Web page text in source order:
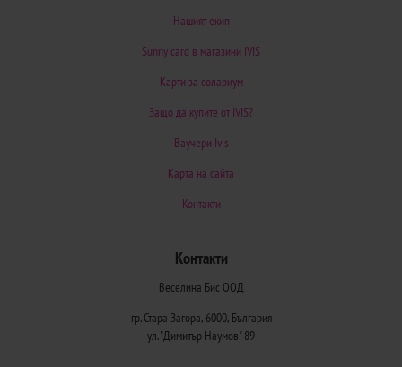
Нашият екип
Sunny card в магазини IVIS
Карти за солариум
Защо да купите от IVIS?
Ваучери Ivis
Карта на сайта
Контакти
Контакти
Веселина Бис ООД
гр. Стара Загора, 6000, България
ул. "Димитър Наумов" 89